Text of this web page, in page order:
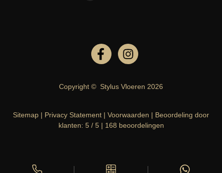
Copyright © Stylus Vloeren 2026
Sitemap | Privacy Statement | Voorwaarden | Beoordeling door
klanten: 5/ 5| 168 beoordelingen